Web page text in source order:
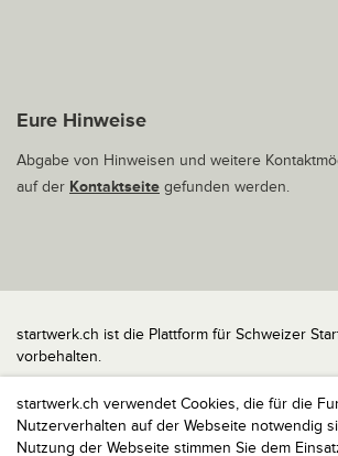
startwerk.ch verwendet Cookies, die für die
Nutzerverhalten auf der Webseite notwendig
Nutzung der Webseite stimmen Sie dem
Eure Hinweise
Abgabe von Hinweisen und weitere
auf der Kontaktseite gefunden werden.
startwerk.ch ist die Plattform für Schweizer
vorbehalten.
Impressum
Kontakt
nach oben